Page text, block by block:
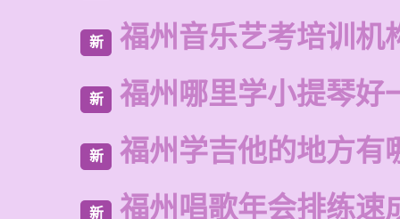
新 福州音乐艺考培训机
新 福州哪里学小提琴好
新 福州学吉他的地方有
新 福州唱歌年会排练速